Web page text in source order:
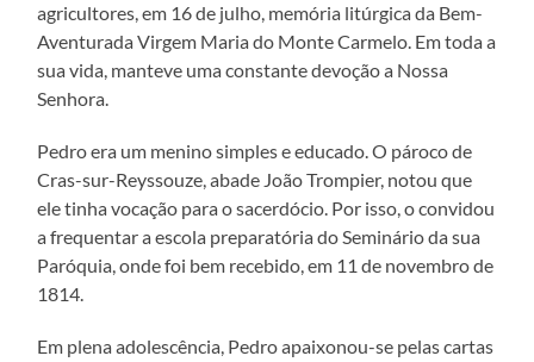
agricultores, em 16 de julho, memória litúrgica da Bem-
Aventurada Virgem Maria do Monte Carmelo. Em toda a
sua vida, manteve uma constante devoção a Nossa
Senhora.
Pedro era um menino simples e educado. O pároco de
Cras-sur-Reyssouze, abade João Trompier, notou que
ele tinha vocação para o sacerdócio. Por isso, o convidou
a frequentar a escola preparatória do Seminário da sua
Paróquia, onde foi bem recebido, em 11 de novembro de
1814.
Em plena adolescência, Pedro apaixonou-se pelas cartas